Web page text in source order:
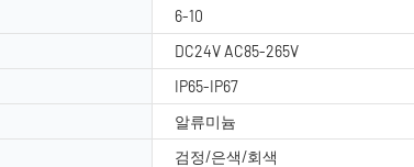
6-10
DC24V AC85-265V
IP65-IP67
알류미늄
검정/은색/회색